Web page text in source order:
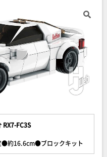
RX7-FC3S
約16.6cm●ブロックキット